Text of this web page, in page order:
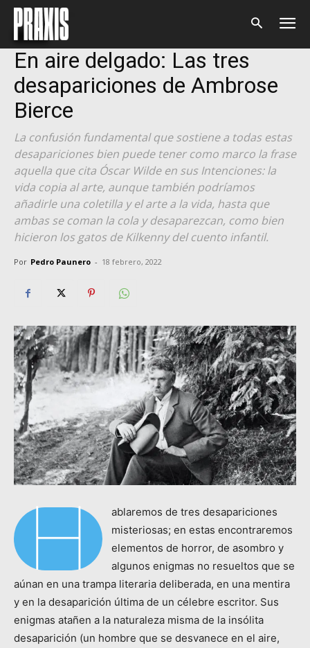
Inicio Cultura
Cultura
En aire delgado: Las tres
desapariciones de Ambrose
Bierce
La confusión fundamental que sostiene a todas estas
desapariciones bien puede tener como marco la frase
aquella que cita Óscar Wilde en sus Intenciones: la
vida copia al arte, aunque también podríamos
añadirle una coletilla y el arte a la vida, hasta que
ambas se coman la cola y desaparezcan, como bien
hicieron los gatos de Kilkenny del cuento infantil.
Por Pedro Paunero - 18 febrero, 2022
H
ablaremos de tres desapariciones
misteriosas; en estas encontraremos
elementos de horror, de asombro y
algunos enigmas no resueltos que se
aúnan en una trampa literaria deliberada, en una mentira
y en la desaparición última de un célebre escritor. Sus
enigmas atañen a la naturaleza misma de la insólita
desaparición (un hombre que se desvanece en el aire,